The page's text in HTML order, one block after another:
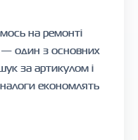
на ремонті
— один з основних
за артикулом і
економлять